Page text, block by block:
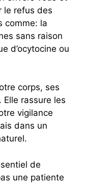
le refus des
comme: la
sans raison
d’ocytocine ou
corps, ses
Elle rassure les
vigilance
dans un
de
une patiente